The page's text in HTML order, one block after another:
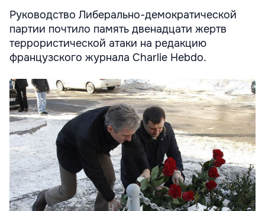
Руководство Либерально-демократической
партии почтило память двенадцати жертв
террористической атаки на редакцию
французского журнала Charlie Hebdo.